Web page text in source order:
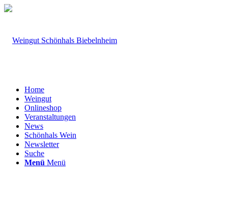
Home
Weingut
Onlineshop
Veranstaltungen
News
Schönhals Wein
Newsletter
Suche
Menü Menü